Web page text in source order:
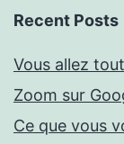
Recent Posts
Vous allez
Zoom sur
Ce que vous